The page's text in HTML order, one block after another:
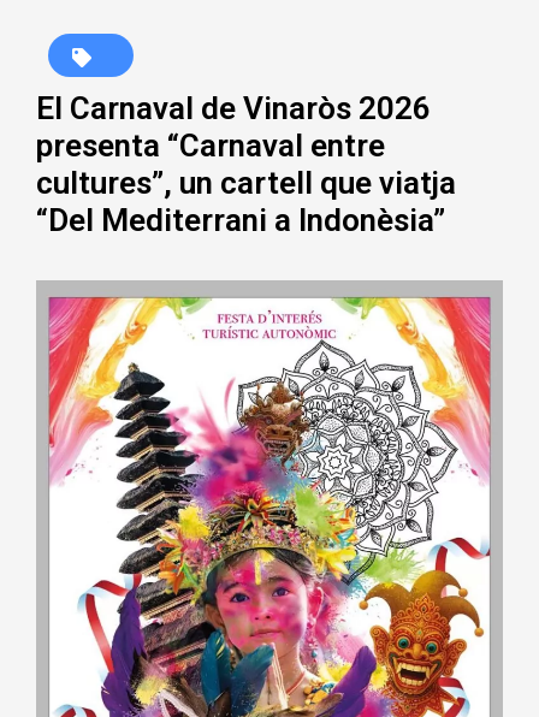
El Carnaval de Vinaròs 2026
presenta “Carnaval entre
cultures”, un cartell que viatja
“Del Mediterrani a Indonèsia”